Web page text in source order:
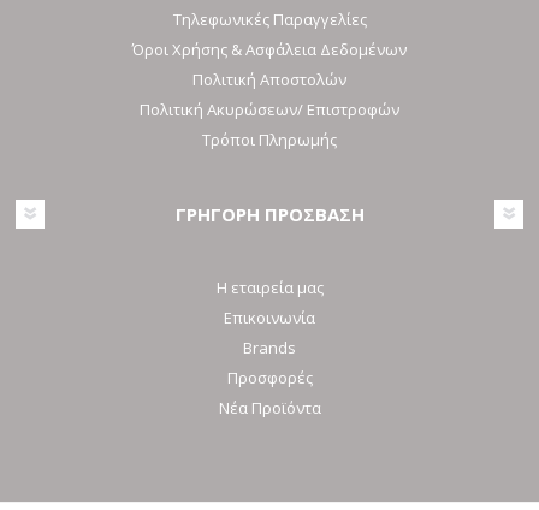
Τηλεφωνικές Παραγγελίες
Όροι Χρήσης & Ασφάλεια Δεδομένων
Πολιτική Αποστολών
Πολιτική Ακυρώσεων/ Επιστροφών
Τρόποι Πληρωμής
ΓΡΗΓΟΡΗ ΠΡΟΣΒΑΣΗ
Η εταιρεία μας
Επικοινωνία
Brands
Προσφορές
Νέα Προϊόντα